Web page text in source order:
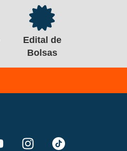
Edital de
Bolsas